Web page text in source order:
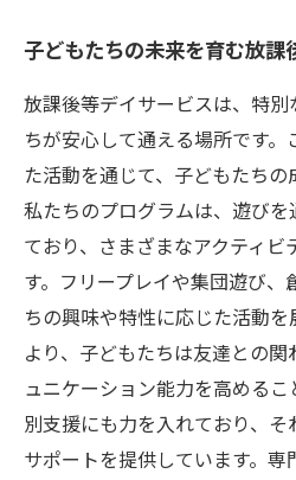
子どもたちの未来を照ら
子どもたちの未来を育む放
放課後等デイサービスは、特
ちが安心して通える場所です
た活動を通じて、子どもたちの
私たちのプログラムは、遊び
ており、さまざまなアクティビ
す。フリープレイや集団遊び
ちの興味や特性に応じた活動
より、子どもたちは友達との
ュニケーション能力を高める
別支援にも力を入れており、
サポートを提供しています。